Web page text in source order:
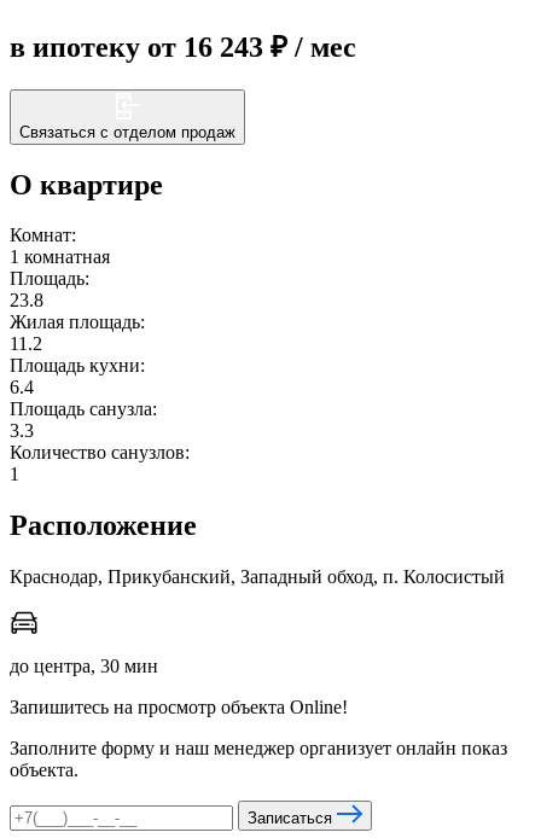
мы в соцсетях
в ипотеку от 16 243 ₽ / мес
Связаться с отделом продаж
О квартире
Комнат:
1 комнатная
Площадь:
23.8
Жилая площадь:
11.2
Площадь кухни:
6.4
Площадь санузла:
3.3
Количество санузлов:
1
Расположение
Краснодар, Прикубанский, Западный обход, п. Колосистый
до центра, 30 мин
Запишитесь на просмотр объекта Online!
Заполните форму и наш менеджер организует онлайн показ
объекта.
Записаться